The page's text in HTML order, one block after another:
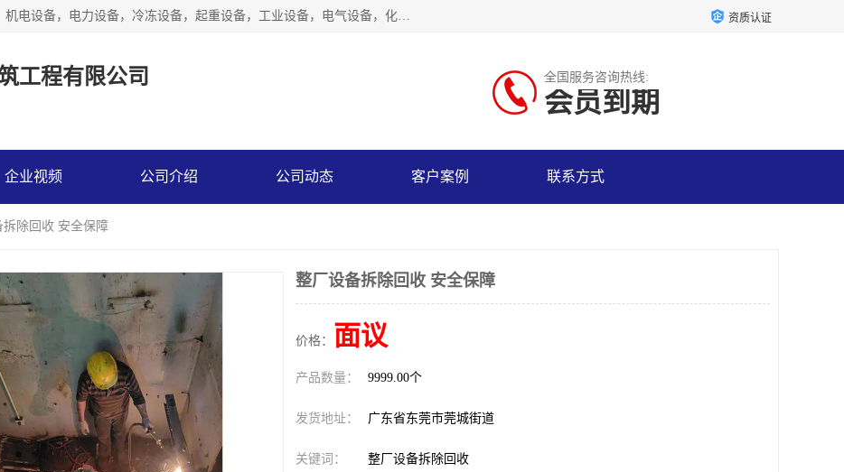
工厂拆除,化工厂拆除,电子厂拆除回收范围；机械设备，机电设备，电力设备，冷冻设备，起重设备，工业设备，电气设备，化工设备，木工设备，纺织设备，印染设备，水洗设备，电力物资，废旧金属，废旧物资，二手锅炉，二手电梯。 资质认证
工程有限公司 全国服务咨询热线:
会员到期
企业视频 公司介绍 公司动态 客户案例 联系方式
拆除回收 安全保障
整厂设备拆除回收 安全保障
价格： 面议
产品数量： 9999.00个
发货地址： 广东省东莞市莞城街道
关键词： 整厂设备拆除回收